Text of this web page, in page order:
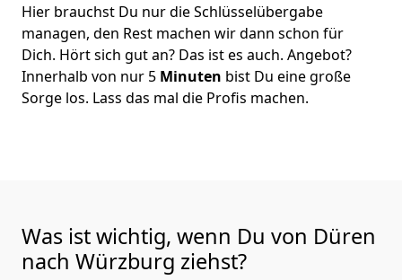
Hier brauchst Du nur die Schlüsselübergabe
managen, den Rest machen wir dann schon für
Dich. Hört sich gut an? Das ist es auch. Angebot?
Innerhalb von nur 5 Minuten bist Du eine große
Sorge los. Lass das mal die Profis machen.
Was ist wichtig, wenn Du von Düren
nach Würzburg ziehst?